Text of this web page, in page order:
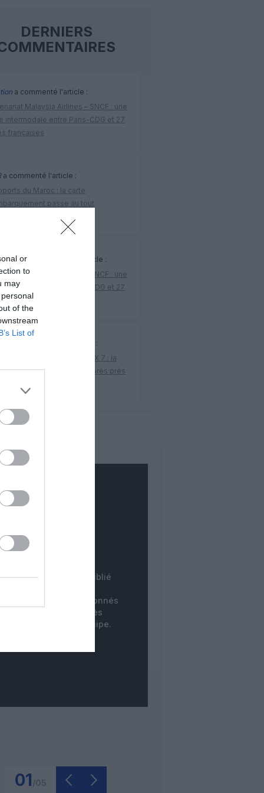
or
to
may
of the
List of
DERNIERS
a commenté l'article :
Malaysia Airlines – SNCF : une
intermodale entre Paris-CDG et 27
françaises
a commenté l'article :
du Maroc : la carte
passe au tout
Neymar
a commenté l'article :
Malaysia Airlines – SNCF : une
intermodale entre Paris-CDG et 27
françaises
a commenté l'article :
du Boeing 737 MAX 7 : la
donne enfin son feu vert après près
COMMENTAIRE
INSTANTANÉ
commentaire est publié
des non-abonnés
ne sont publiés qu'après
par notre équipe.
01